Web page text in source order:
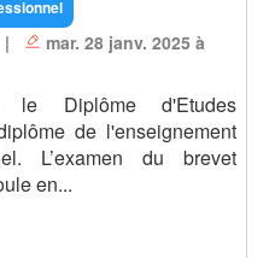
|
mar. 28 janv. 2025 à
le Diplôme d'Etudes
de l'enseignement
L’examen du brevet
en...